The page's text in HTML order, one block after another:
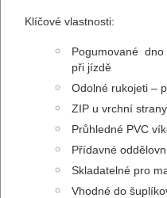
Klíčové vlastnosti:
Pogumované
při jízdě
Odolné rukojeti –
ZIP u vrchní strany
Průhledné PVC
Přídavné
Skladatelné pro
Vhodné do